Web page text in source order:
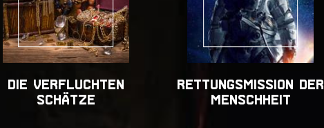
DIE VERFLUCHTEN
SCHÄTZE
RETTUNGSMISSION DER
MENSCHHEIT